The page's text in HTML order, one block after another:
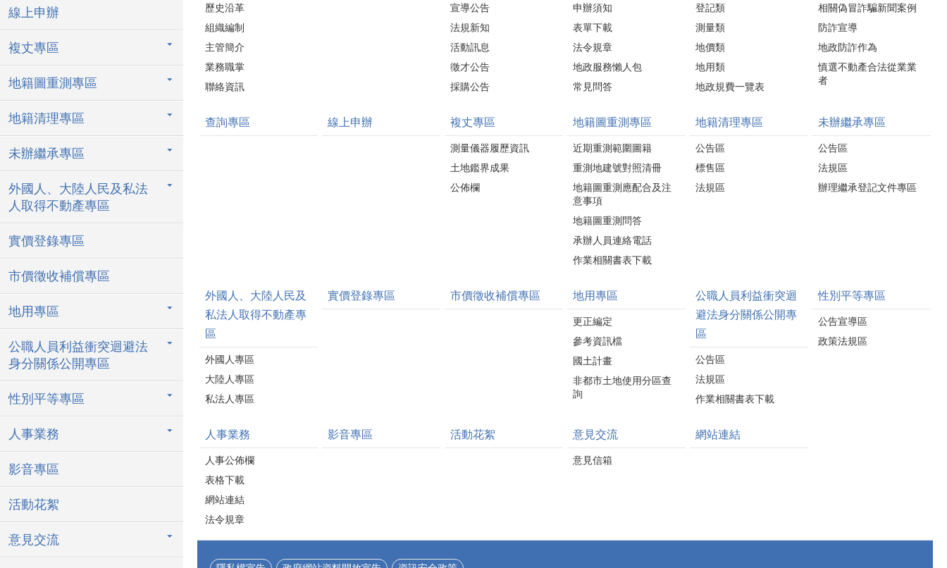
線上申辦
複丈專區
地籍圖重測專區
地籍清理專區
未辦繼承專區
外國人、大陸人民及私法
人取得不動產專區
實價登錄專區
市價徵收補償專區
地用專區
公職人員利益衝突迴避法
身分關係公開專區
性別平等專區
人事業務
影音專區
活動花絮
意見交流
歷史沿革
組織編制
主管簡介
業務職掌
聯絡資訊
宣導公告
法規新知
活動訊息
徵才公告
採購公告
申辦須知
表單下載
法令規章
地政服務懶人包
常見問答
登記類
測量類
地價類
地用類
地政規費一覽表
相關偽冒詐騙新聞案例
防詐宣導
地政防詐作為
慎選不動產合法從業業
者
查詢專區 線上申辦 複丈專區
測量儀器履歷資訊
土地鑑界成果
公佈欄
地籍圖重測專區
近期重測範圍圖籍
重測地建號對照清冊
地籍圖重測應配合及注
意事項
地籍圖重測問答
承辦人員連絡電話
作業相關書表下載
地籍清理專區
公告區
標售區
法規區
未辦繼承專區
公告區
法規區
辦理繼承登記文件專區
外國人、大陸人民及
私法人取得不動產專
區
外國人專區
大陸人專區
私法人專區
實價登錄專區 市價徵收補償專區 地用專區
更正編定
參考資訊檔
國土計畫
非都市土地使用分區查
詢
公職人員利益衝突迴
避法身分關係公開專
區
公告區
法規區
作業相關書表下載
性別平等專區
公告宣導區
政策法規區
人事業務
人事公佈欄
表格下載
網站連結
法令規章
影音專區 活動花絮 意見交流
意見信箱
網站連結